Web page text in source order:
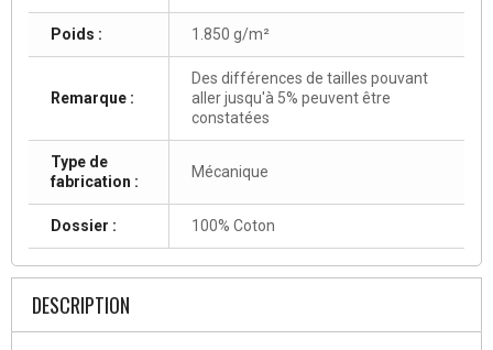
Poids : 1.850 g/m²
Remarque :
Des différences de tailles pouvant
aller jusqu'à 5% peuvent être
constatées
Type de
fabrication :
Mécanique
Dossier : 100% Coton
DESCRIPTION